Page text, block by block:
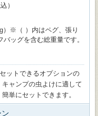
）
）※（ ）内はペグ、張り
バッグを含む総重量です。
ットできるオプションの
ャンプの虫よけに適して
単にセットできます。